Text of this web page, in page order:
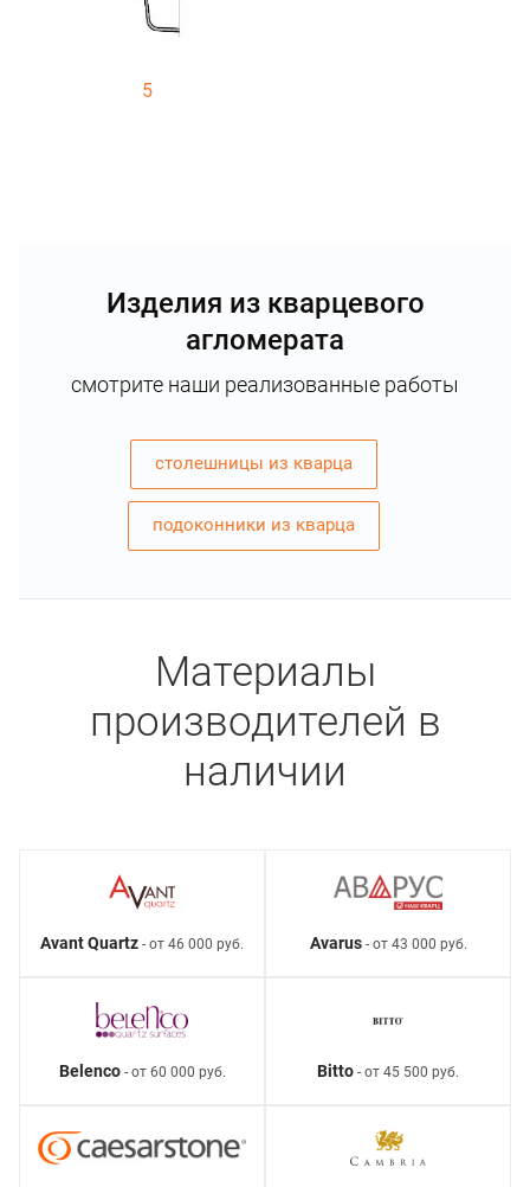
5
Изделия из кварцевого
агломерата
смотрите наши реализованные работы
столешницы из кварца
подоконники из кварца
Материалы
производителей в
наличии
Avant Quartz - от 46 000 руб. Avarus- от 43 000 руб.
Belenco- от 60 000 руб. Bitto - от 45 500 руб.